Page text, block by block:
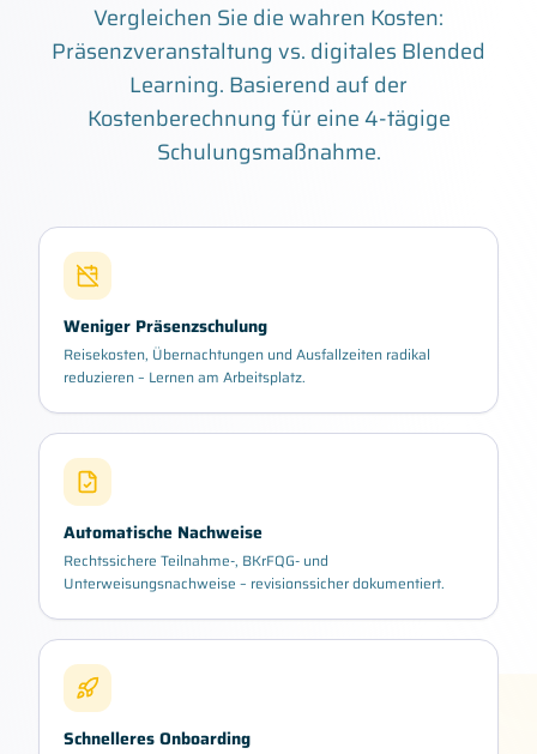
Vergleichen Sie die wahren Kosten:
Präsenzveranstaltung vs. digitales Blended
Learning. Basierend auf der
Kostenberechnung für eine 4-tägige
Schulungsmaßnahme.
Weniger Präsenzschulung
Reisekosten, Übernachtungen und Ausfallzeiten radikal
reduzieren – Lernen am Arbeitsplatz.
Automatische Nachweise
Rechtssichere Teilnahme-, BKrFQG- und
Unterweisungsnachweise – revisionssicher dokumentiert.
Schnelleres Onboarding